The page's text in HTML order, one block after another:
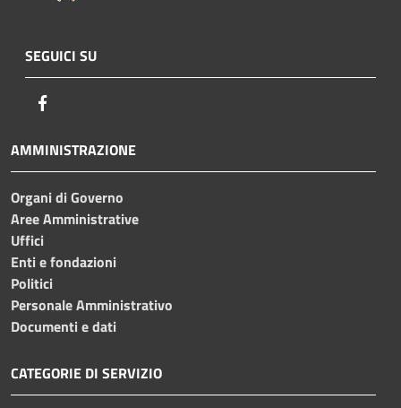
SEGUICI SU
AMMINISTRAZIONE
Organi di Governo
Aree Amministrative
Uffici
Enti e fondazioni
Politici
Personale Amministrativo
Documenti e dati
CATEGORIE DI SERVIZIO